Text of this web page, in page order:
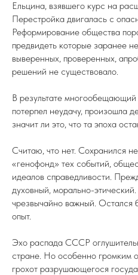
Ельцина, взявшего курс на
Перестройка двигалась с
Реформирование общества
предвидеть которые заранее
выверенных, проверенных,
решений не существовало.
В результате
потерпел неудачу, произошла
значит ли это, что та эпоха
Считаю, что нет. Сохранился
«генофонд» тех событий,
идеалов справедливости.
духовный, морально-
чрезвычайно важный. Остался
опыт.
Эхо распада СССР
стране. Но особенно громким
грохот разрушающегося